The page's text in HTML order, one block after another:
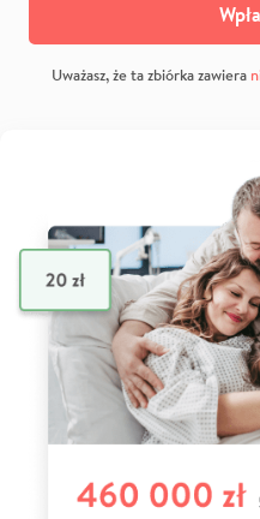
Uważasz, że ta zbiórka zawiera